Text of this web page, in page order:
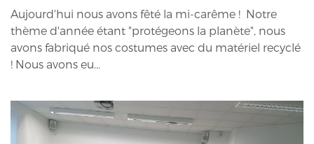
Aujourd'hui nous avons fêté la mi-carême ! Notre
thème d'année étant "protégeons la planète", nous
avons fabriqué nos costumes avec du matériel recyclé
! Nous avons eu...